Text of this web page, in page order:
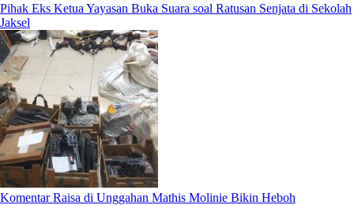
Pihak Eks Ketua Yayasan Buka Suara soal Ratusan Senjata di Sekolah
Jaksel
Komentar Raisa di Unggahan Mathis Molinie Bikin Heboh